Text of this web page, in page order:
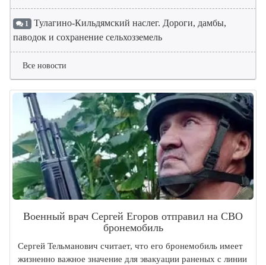
1 Тулагино-Кильдямский наслег. Дороги, дамбы,
паводок и сохранение сельхозземель
Все новости
Военный врач Сергей Егоров отправил на СВО
бронемобиль
Сергей Тельманович считает, что его бронемобиль имеет
жизненно важное значение для эвакуации раненых с линии